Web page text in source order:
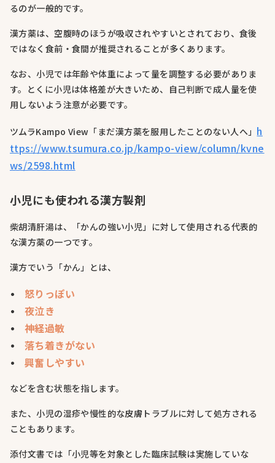
るのが一般的です。
漢方薬は、空腹時のほうが吸収されやすいとされており、食後
ではなく食前・食間が推奨されることが多くあります。
なお、小児では年齢や体重によって量を調整する必要がありま
す。とくに小児は体格差が大きいため、自己判断で成人量を使
用しないよう注意が必要です。
ツムラKampo View「まだ漢方薬を服用したことのない人へ」 h
ttps://www.tsumura.co.jp/kampo-view/column/kvne
ws/2598.html
小児にも使われる漢方製剤
柴胡清肝湯は、「かんの強い小児」に対して使用される代表的
な漢方薬の一つです。
漢方でいう「かん」とは、
怒りっぽい
夜泣き
神経過敏
落ち着きがない
興奮しやすい
などを含む状態を指します。
また、小児の湿疹や慢性的な皮膚トラブルに対して処方される
こともあります。
添付文書では「小児等を対象とした臨床試験は実施していな